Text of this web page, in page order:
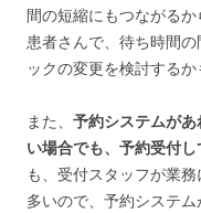
間の短縮にもつながる
患者さんで、待ち時間
ックの変更を検討するか
また、 予約システムが
い場合でも、予約受付し
も、受付スタッフが業
多いので、予約システ